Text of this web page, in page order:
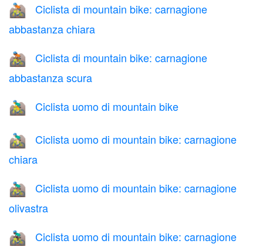
🚵🏼
Ciclista di mountain bike: carnagione
abbastanza chiara
🚵🏾
Ciclista di mountain bike: carnagione
abbastanza scura
🚵‍♂️ Ciclista uomo di mountain bike
🚵🏻‍♂️
Ciclista uomo di mountain bike: carnagione
chiara
🚵🏽‍♂️
Ciclista uomo di mountain bike: carnagione
olivastra
🚵🏿‍♂️
Ciclista uomo di mountain bike: carnagione